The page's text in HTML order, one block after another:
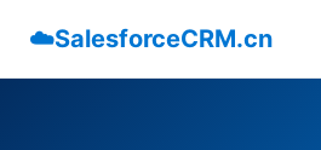
☁️SalesforceCRM.cn